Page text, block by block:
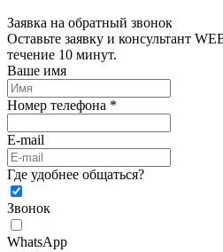
Заявка на обратный звонок
Оставьте заявку и консультант
течение 10 минут.
Ваше имя
Номер телефона *
E-mail
Где удобнее общаться?
Звонок
WhatsApp